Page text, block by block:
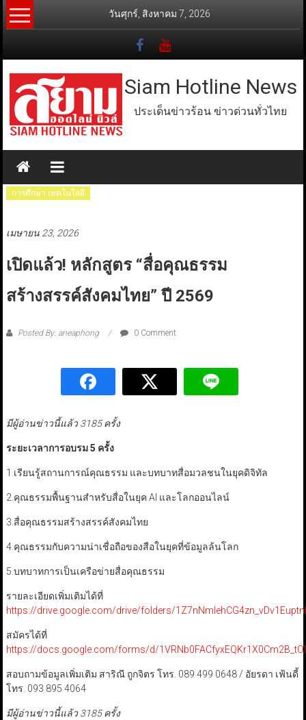
Skip
to
วันศุกร์, สิงหาคม 7, 2026
Siam Hotline News
ประเด็นข่าวร้อน ข่าวด่วนทั่วไทย
การศึกษา เทคโนโลยี
เมษายน 23, 2026
เปิดแล้ว! หลักสูตร “สื่อคุณธรรม
สร้างสรรค์สังคมไทย” ปี 2569
Posted By: aneaphong 0 Comment
มีผู้อ่านข่าวนี้แล้ว 3185 ครั้ง
ระยะเวลาการอบรม 5 ครั้ง
1.เรียนรู้สถานการณ์คุณธรรม และบทบาทสื่อมวลชนในยุคดิจิทัล
2.คุณธรรมพื้นฐานสำหรับสื่อในยุค AI และโลกออนไลน์
3.สื่อคุณธรรมสร้างสรรค์สังคมไทย
4.คุณธรรมกับความน่าเชื่อถือของสือในยุคที่ข้อมูลล้นโลก
5.บทบาทการเป็นเครือข่ายสื่อคุณธรรม
รายละเอียดเพิ่มเติมได้ที่
https://drive.google.com/drive/folders/
สมัครได้ที่
https://docs.google.com/forms/d/
สอบถามข้อมูลเพิ่มเติม สาริณี ถูกจิตร โทร. 089 499 0648 / อัยรดา เฟ้นดี้
โทร. 093 895 4064
มีผู้อ่านข่าวนี้แล้ว 3185 ครั้ง